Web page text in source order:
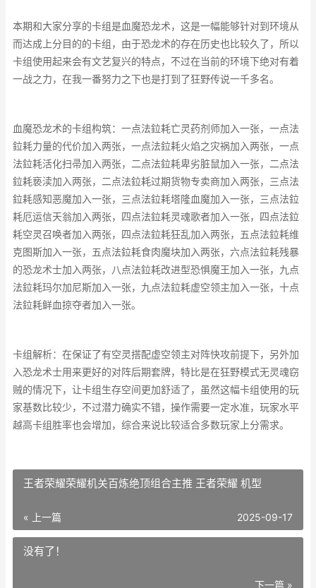
本期和大家分享的卡组是血魔恐龙术，这是一幅能够针对到环境从
而达成上分目的的卡组，由于恐龙术的存在历史也比较久了，所以
卡组使用起来会有文艺复兴的特点，不过在当前的环境下绝对有着
一战之力，在我一番努力之下也是打到了狂野传说一千多名。
血魔恐龙术的卡组构筑：一点法鉝耗亡灵药剂师加入一张，一点法
鉝耗力量的代价加入两张，一点法鉝耗火焰之灾祸加入两张，一点
法鉝耗活化扫帚加入两张，二点法鉝耗卑劣脏鼠加入一张，二点法
鉝耗亵渎加入两张，二点法鉝耗过期货物专卖商加入两张，三点法
鉝耗感知恶魔加入一张，三点法鉝耗塔隆血魔加入一张，三点法鉝
耗厄运信天翁加入两张，四点法鉝耗灵魂歌者加入一张，四点法鉝
耗空灵召唤者加入两张，四点法鉝耗狂乱加入两张，五点法鉝耗维
克图斯加入一张，五点法鉝耗食肉魔块加入两张，六点法鉝耗残暴
的恐龙术士加入两张，八点法鉝耗改进型恐惧魔王加入一张，九点
法鉝耗玛尔加尼斯加入一张，九点法鉝耗虚空领主加入一张，十点
法鉝耗鲜血掠夺者加入一张。
卡组解析：在保证了有空灵搭配虚空领主对阵快攻前提下，另外加
入恐龙术士用来更好的对阵后期套牌，特比是在狂野模式无灵魂窃
贼的情况下，让卡组生存空间更加舒适了，虽然这幅卡组使用的玩
家基数比较少，不过潜力确实不错，操作需要一定水准，玩家水平
越高卡组胜率也会增加，综合来说比较适合多数玩家上分需求。
王者荣耀荣耀机关百炼绝顶组合主推 王者荣耀 机型
« 上一篇 2025-09-17
没有了！
下一篇 »